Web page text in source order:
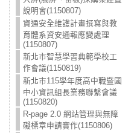
說明會(1150807)
資通安全維護計畫撰寫與教
育體系資安通報應變處理
(1150807)
新北市智慧學習典範學校工
作會議(1150819)
新北市115學年度高中職暨國
中小資訊組長業務聯繫會議
(1150820)
R-page 2.0 網站管理與無障
礙標章申請實作(1150806)